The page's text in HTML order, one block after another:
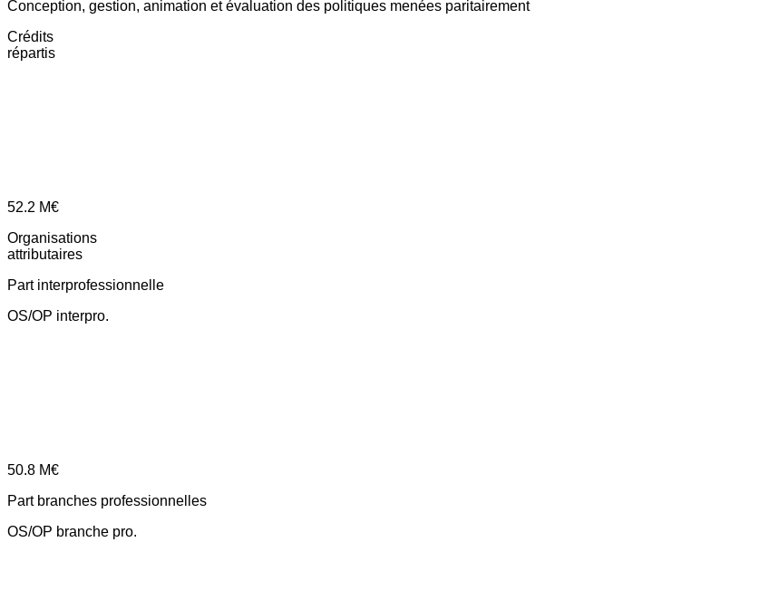
Conception, gestion, animation et évaluation des politiques menées paritairement
Crédits
répartis
52.2 M€
Organisations
attributaires
Part interprofessionnelle
OS/OP interpro.
50.8 M€
Part branches professionnelles
OS/OP branche pro.